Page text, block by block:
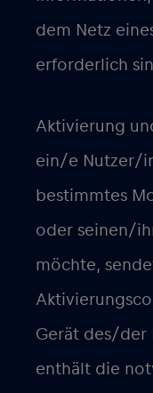
dem Netz
erforderlich
Aktivierung
ein/e Nutzer/
bestimmtes
oder seinen/
möchte,
Gerät des/der
enthält die